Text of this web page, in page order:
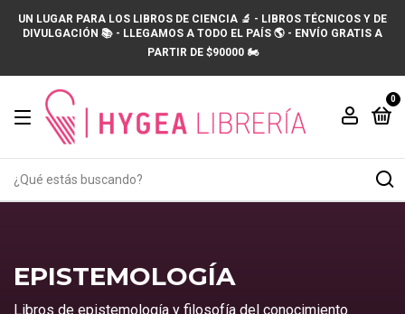
UN LUGAR PARA LOS LIBROS DE CIENCIA 🔬 - LIBROS TÉCNICOS Y DE
DIVULGACIÓN 📚 - LLEGAMOS A TODO EL PAÍS 🌎 - ENVÍO GRATIS A
PARTIR DE $90000 🏍️
0
EPISTEMOLOGÍA
Libros de epistemología y filosofía del conocimiento